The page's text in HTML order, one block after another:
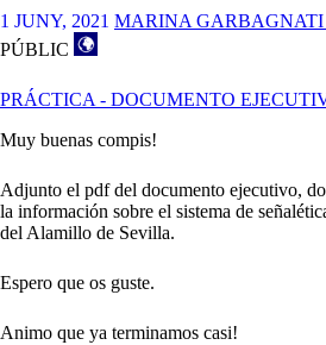
1 JUNY, 2021 MARINA GARBAGNATI
PÚBLIC
PRÁCTICA - DOCUMENTO
Muy buenas compis!
Adjunto el pdf del documento ejecutivo,
la información sobre el sistema de
del Alamillo de Sevilla.
Espero que os guste.
Animo que ya terminamos casi!